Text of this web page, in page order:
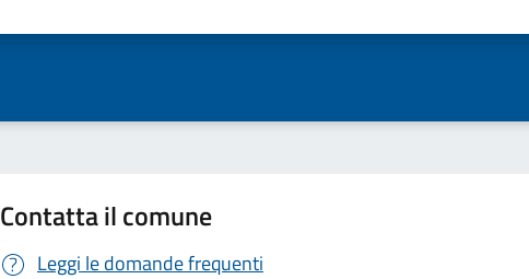
Contatta il comune
Leggi le domande frequenti